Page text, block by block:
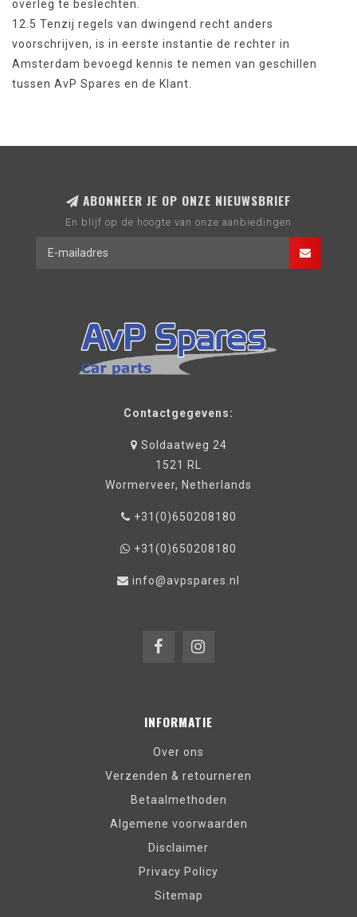
overleg te beslechten.
12.5 Tenzij regels van dwingend recht anders
voorschrijven, is in eerste instantie de rechter in
Amsterdam bevoegd kennis te nemen van geschillen
tussen AvP Spares en de Klant.
ABONNEER JE OP ONZE NIEUWSBRIEF
En blijf op de hoogte van onze aanbiedingen
Contactgegevens:
Soldaatweg 24
1521 RL
Wormerveer, Netherlands
+31(0)650208180
+31(0)650208180
info@avpspares.nl
INFORMATIE
Over ons
Verzenden & retourneren
Betaalmethoden
Algemene voorwaarden
Disclaimer
Privacy Policy
Sitemap